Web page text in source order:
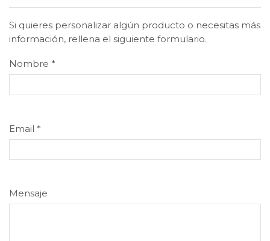
Si quieres personalizar algún producto o necesitas más
información, rellena el siguiente formulario.
Nombre *
Email *
Mensaje